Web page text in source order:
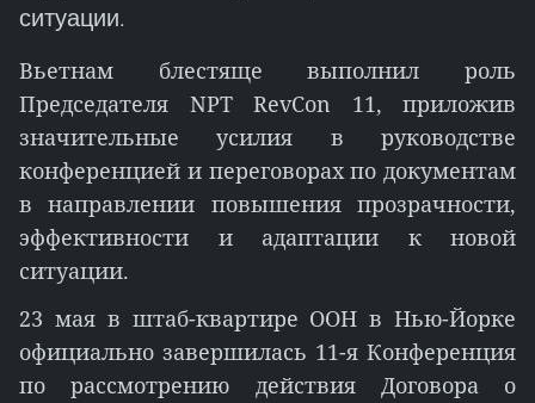
ситуации.
Вьетнам блестяще выполнил роль
Председателя NPT RevCon 11, приложив
значительные усилия в руководстве
конференцией и переговорах по документам
в направлении повышения прозрачности,
эффективности и адаптации к новой
ситуации.
23 мая в штаб-квартире ООН в Нью-Йорке
официально завершилась 11-я Конференция
по рассмотрению действия Договора о